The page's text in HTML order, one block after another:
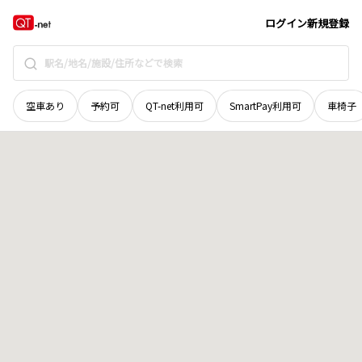
ログイン新規登録
空車あり 予約可 QT-net利用可 SmartPay利用可 車椅子
北海道 地域選択で探す